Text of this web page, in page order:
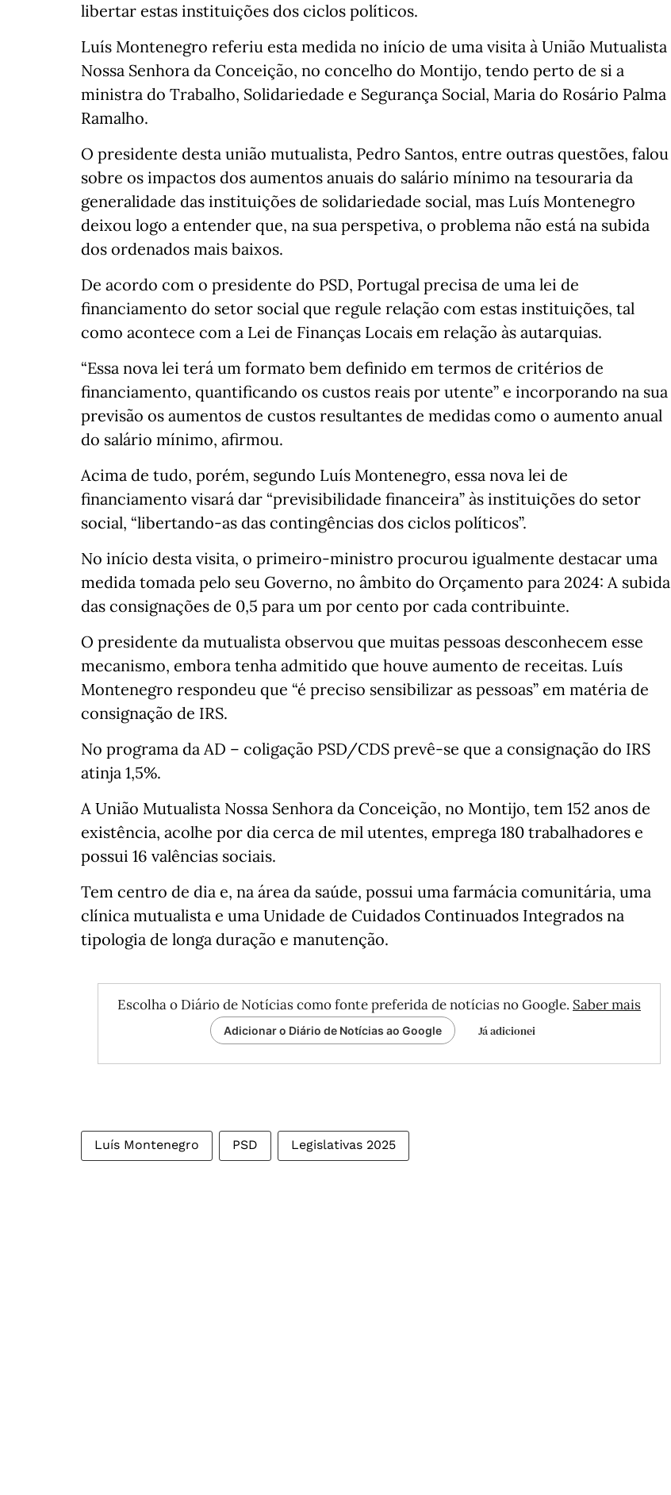
libertar estas instituições dos ciclos políticos.
Luís Montenegro referiu esta medida no início de uma visita à União Mutualista
Nossa Senhora da Conceição, no concelho do Montijo, tendo perto de si a
ministra do Trabalho, Solidariedade e Segurança Social, Maria do Rosário Palma
Ramalho.
O presidente desta união mutualista, Pedro Santos, entre outras questões, falou
sobre os impactos dos aumentos anuais do salário mínimo na tesouraria da
generalidade das instituições de solidariedade social, mas Luís Montenegro
deixou logo a entender que, na sua perspetiva, o problema não está na subida
dos ordenados mais baixos.
De acordo com o presidente do PSD, Portugal precisa de uma lei de
financiamento do setor social que regule relação com estas instituições, tal
como acontece com a Lei de Finanças Locais em relação às autarquias.
“Essa nova lei terá um formato bem definido em termos de critérios de
financiamento, quantificando os custos reais por utente” e incorporando na sua
previsão os aumentos de custos resultantes de medidas como o aumento anual
do salário mínimo, afirmou.
Acima de tudo, porém, segundo Luís Montenegro, essa nova lei de
financiamento visará dar “previsibilidade financeira” às instituições do setor
social, “libertando-as das contingências dos ciclos políticos”.
No início desta visita, o primeiro-ministro procurou igualmente destacar uma
medida tomada pelo seu Governo, no âmbito do Orçamento para 2024: A subida
das consignações de 0,5 para um por cento por cada contribuinte.
O presidente da mutualista observou que muitas pessoas desconhecem esse
mecanismo, embora tenha admitido que houve aumento de receitas. Luís
Montenegro respondeu que “é preciso sensibilizar as pessoas” em matéria de
consignação de IRS.
No programa da AD – coligação PSD/CDS prevê-se que a consignação do IRS
atinja 1,5%.
A União Mutualista Nossa Senhora da Conceição, no Montijo, tem 152 anos de
existência, acolhe por dia cerca de mil utentes, emprega 180 trabalhadores e
possui 16 valências sociais.
Tem centro de dia e, na área da saúde, possui uma farmácia comunitária, uma
clínica mutualista e uma Unidade de Cuidados Continuados Integrados na
tipologia de longa duração e manutenção.
Escolha o Diário de Notícias como fonte preferida de notícias no Google. Saber mais
Adicionar o Diário de Notícias ao Google Já adicionei
Luís Montenegro PSD Legislativas 2025